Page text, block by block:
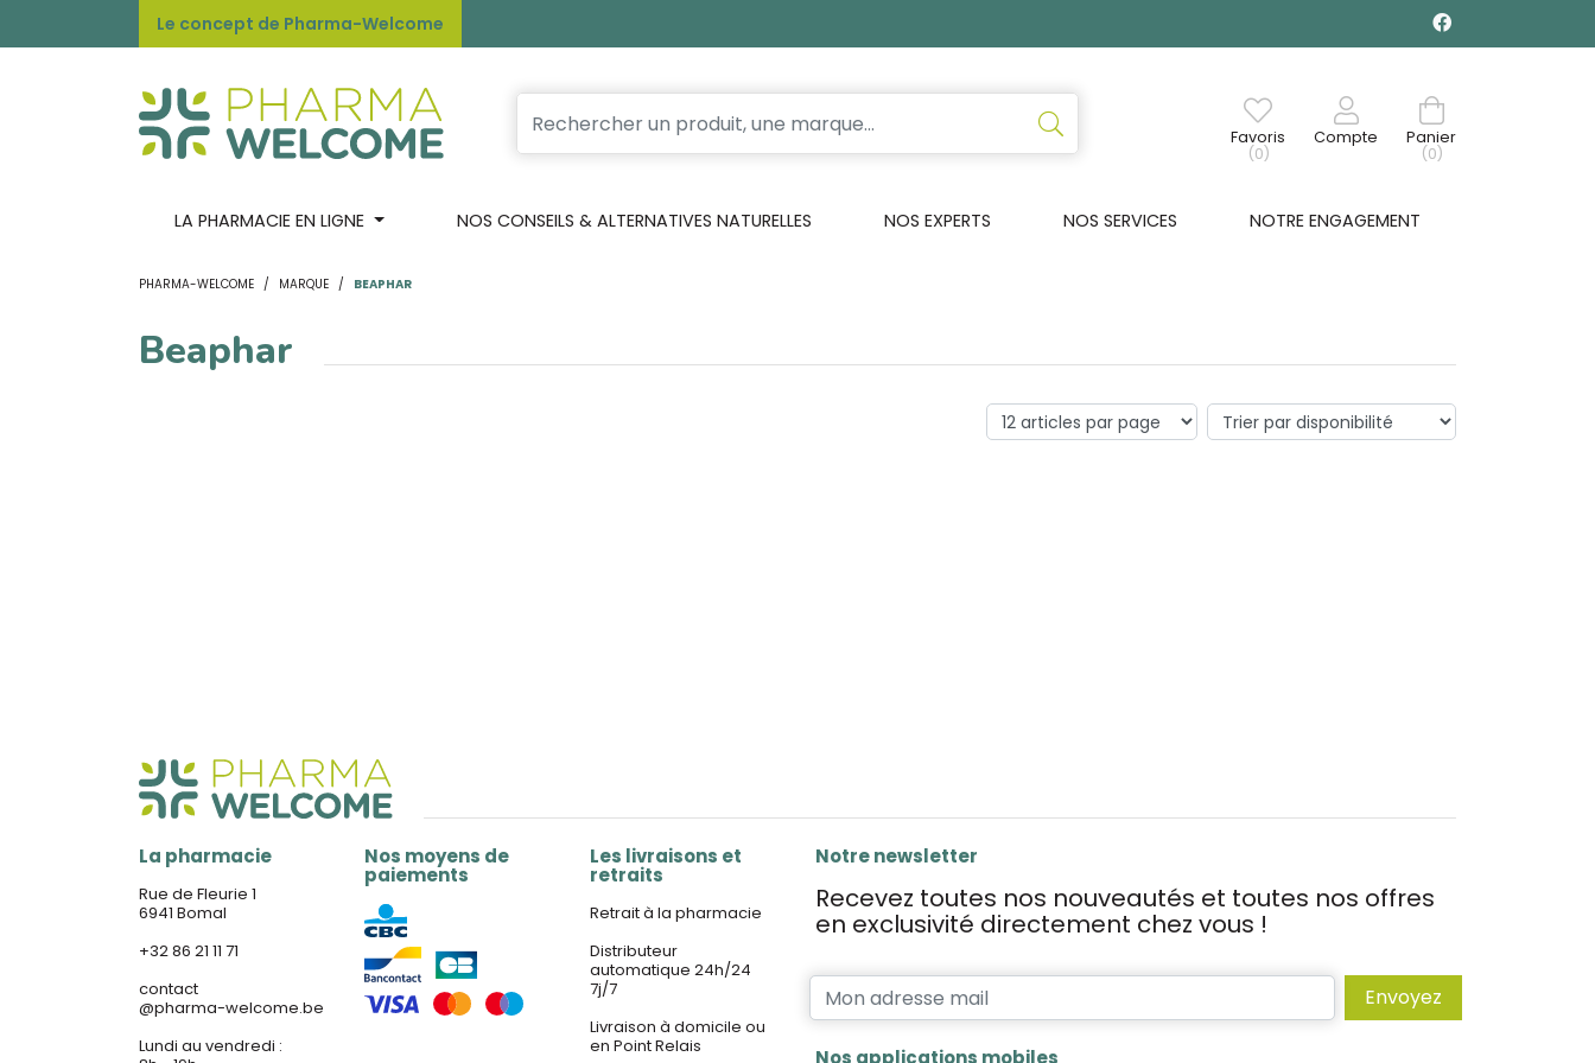
Le concept de Pharma-Welcome
Favoris
(0)
Compte
Panier
(0)
LA PHARMACIE EN LIGNE NOS CONSEILS & ALTERNATIVES NATURELLES NOS EXPERTS NOS SERVICES NOTRE ENGAGEMENT
PHARMA-WELCOME MARQUE BEAPHAR
Beaphar
La pharmacie
Rue de Fleurie 1
6941 Bomal
+32 86 21 11 71
contact
@pharma-welcome.be
Lundi au vendredi :
Nos moyens de
paiements
Les livraisons et
retraits
Retrait à la pharmacie
Distributeur
automatique 24h/24
7j/7
Livraison à domicile ou
en Point Relais
Notre newsletter
Recevez toutes nos nouveautés et toutes nos offres
en exclusivité directement chez vous !
Envoyez
Nos applications mobiles